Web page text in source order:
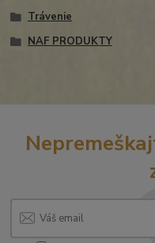
Trávenie
NAF PRODUKTY